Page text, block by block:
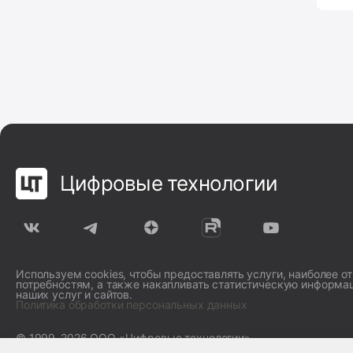
Цифровые технологии
Используем cookies, чтобы предоставлять услуги, наиболее
потребностям, а также накапливать статистическую
наших услуг и сайтов.
Политика обработки персональных данных
© 1999–2026 ООО «Цифровые технологии»